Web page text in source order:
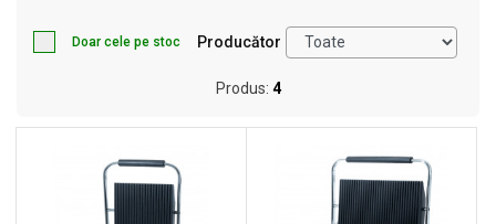
Doar cele pe stoc Producător
Produs: 4